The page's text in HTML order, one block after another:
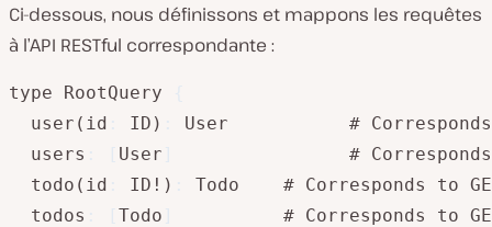
Ci-dessous, nous définissons et mappons les requêtes
à l’API RESTful correspondante :
type RootQuery
  user(id
ID)
User           #
  users
User
#
  todo(id
ID!)
Todo    # Corresponds to
  todos
Todo